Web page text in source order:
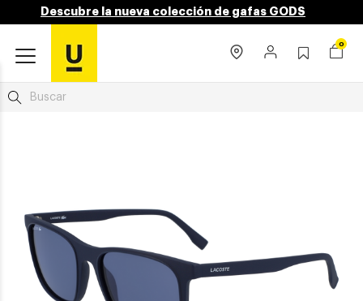
Descubre la nueva colección de gafas GODS
0